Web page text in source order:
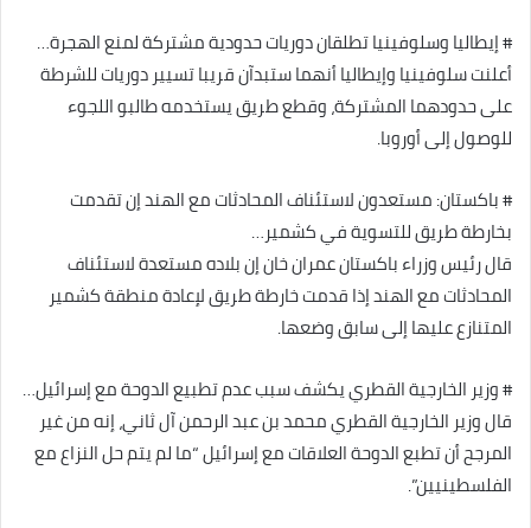
# إيطاليا وسلوفينيا تطلقان دوريات حدودية مشتركة لمنع الهجرة…
أعلنت سلوفينيا وإيطاليا أنهما ستبدآن قريبا تسيير دوريات للشرطة
على حدودهما المشتركة، وقطع طريق يستخدمه طالبو اللجوء
للوصول إلى أوروبا.
# باكستان: مستعدون لاستئناف المحادثات مع الهند إن تقدمت
بخارطة طريق للتسوية في كشمير…
قال رئيس وزراء باكستان عمران خان إن بلاده مستعدة لاستئناف
المحادثات مع الهند إذا قدمت خارطة طريق لإعادة منطقة كشمير
المتنازع عليها إلى سابق وضعها.
# وزير الخارجية القطري يكشف سبب عدم تطبيع الدوحة مع إسرائيل…
قال وزير الخارجية القطري محمد بن عبد الرحمن آل ثاني، إنه من غير
المرجح أن تطبع الدوحة العلاقات مع إسرائيل “ما لم يتم حل النزاع مع
الفلسطينيين”.